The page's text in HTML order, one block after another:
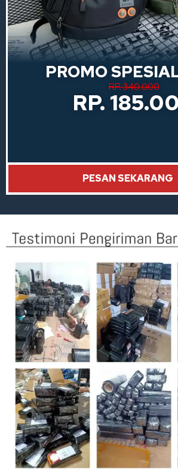
PROMO
RP. 340.000
RP.
PESAN SEKARANG